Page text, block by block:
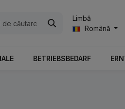
Limbă
Română
BETRIEBSBEDARF